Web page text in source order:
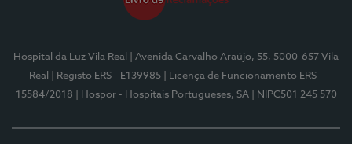
Hospital da Luz Vila Real
| Avenida Carvalho Araújo, 55, 5000-657 Vila
Real
| Registo ERS - E139985
| Licença de Funcionamento ERS -
15584/2018
| Hospor - Hospitais Portugueses, SA | NIPC501 245 570